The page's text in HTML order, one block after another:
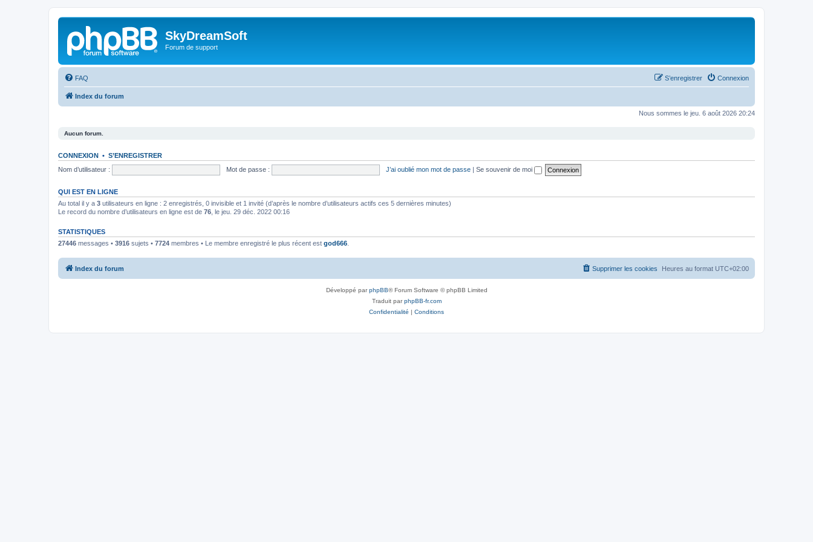
SkyDreamSoft
Forum de support
FAQ Connexion
S’enregistrer
Index du forum
Nous sommes le jeu. 6 août 2026 20:24
Aucun forum.
CONNEXION • S’ENREGISTRER
Nom d’utilisateur :
Mot de passe : J’ai oublié mon mot de passe | Se souvenir de moi
QUI EST EN LIGNE
Au total il y a 3 utilisateurs en ligne : 2 enregistrés, 0 invisible et 1 invité (d’après le nombre d’utilisateurs actifs ces 5 dernières minutes)
Le record du nombre d’utilisateurs en ligne est de 76 , le jeu. 29 déc. 2022 00:16
STATISTIQUES
27446 messages • 3916 sujets • 7724 membres • Le membre enregistré le plus récent est god666
Index du forum Heures au format UTC+02:00
Supprimer les cookies
Développé parphpBB® Forum Software © phpBB Limited
Traduit parphpBB-fr.com
Confidentialité | Conditions